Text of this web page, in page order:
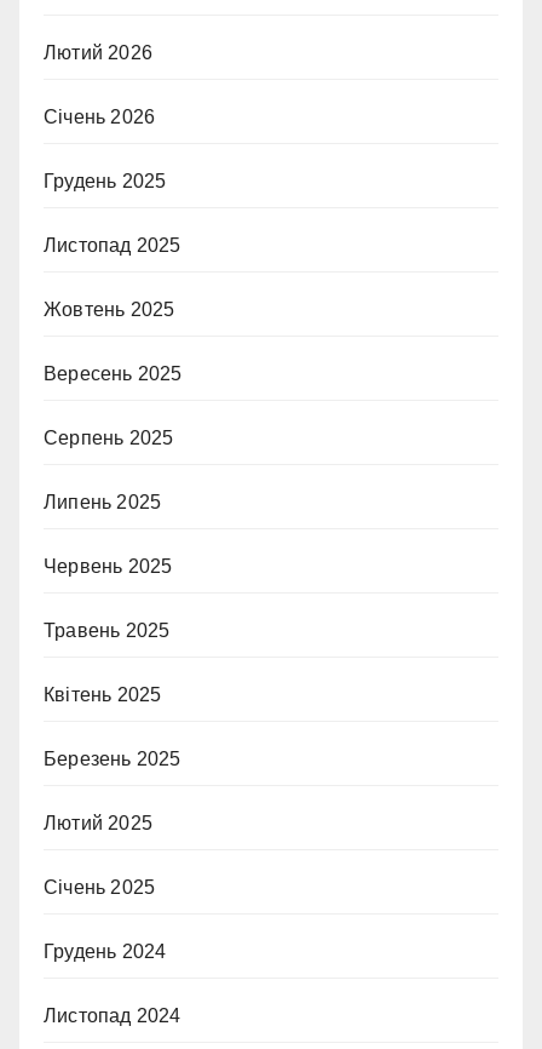
Лютий 2026
Січень 2026
Грудень 2025
Листопад 2025
Жовтень 2025
Вересень 2025
Серпень 2025
Липень 2025
Червень 2025
Травень 2025
Квітень 2025
Березень 2025
Лютий 2025
Січень 2025
Грудень 2024
Листопад 2024